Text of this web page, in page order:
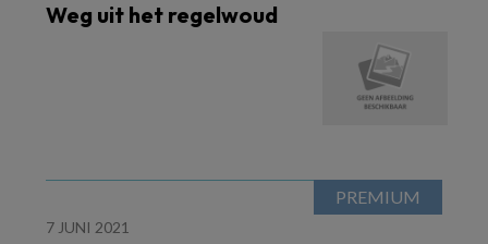
Weg uit het regelwoud
7 JUNI 2021